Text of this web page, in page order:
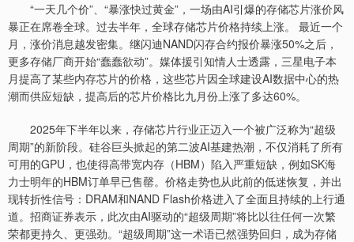
“一天几个价”、“暴涨快过黄金”，一场由AI引爆的存储芯片涨价风
暴正在席卷全球。过去半年，全球存储芯片价格持续上涨。 最近一个
月，涨价消息越发密集。继闪迪NAND闪存合约报价暴涨50%之后，
更多存储厂商开始“蠢蠢欲动”。媒体援引知情人士透露，三星电子本
月提高了某些内存芯片的价格，这些芯片因全球建设AI数据中心的热
潮而供应短缺，提高后的芯片价格比九月份上涨了多达60%。
2025年下半年以来，存储芯片行业正迈入一个被广泛称为“超级
周期”的新阶段。硅谷巨头掀起的第二波AI基建热潮，不仅消耗了所有
可用的GPU，也使得高带宽内存（HBM）陷入严重短缺，例如SK海
力士明年的HBM订单早已售罄。价格走势也从此前的低迷恢复，并出
现转折性信号：DRAM和NAND Flash价格进入了全面且持续的上行通
道。招商证券表示，此次由AI驱动的“超级周期”将比以往任何一次繁
荣都更持久、更强劲。“超级周期”这一术语已然强势回归，成为存储